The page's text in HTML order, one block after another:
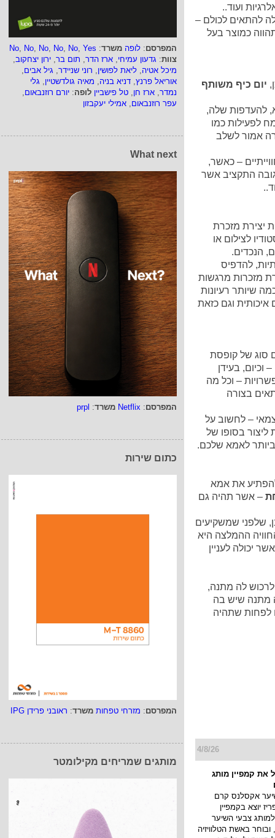
המפרסם: לופה משרד:
No, No, No, No, No, Yes
צוות: גדעון עמיחי, ארז הדר, תום בר, ירון יצחקוב,
מיכל אטיה, ליאת לפושין, רוני שניידר, גיל אבים,
אוריאל פרנץ, דניא בניה, מאיה גולדשטיין, גלי
נמדר, ארז חן, טל פישביין לופה: יורם רוזנבאום,
עפר רוזנבאום, אמילי יעקבזון
What next
המפרסם:
Netflix משרד:
prpl
כתום שירות
המפרסם: מזרחי טפחות משרד: ראובני פרידן IPG
מותגים שמריחים מקילומטר
ועוד..
להתאים לכולם –
כמוצר בעל
יום כיף משותף
להעדפות שלה,
לפעילות כמו
אמור לשלב
– כאשר,
התקציב אשר
יצירת מזכרת
לצילום או
הנכדים.
להדפיס
מזכרות מרגשות
שיותר רעיונות
וגם כזאת
סוג של קופסת
בעידן
– וכל מה
בצורה
– לחשוב על
ליצור בסופו של
לאמא שלכם.
את אמא
– אשר תהיה גם
שלפני שמשקיעים
ההמלצה היא
יכולה לעניין
לה מתנה,
מתנה שיש בה
לפחות שתהיה
4/8/26
את קמפיין מותג
אקסלנס קרם
יוצא בקמפיין
למותג צבעי השיער
באשת הטלוויזיה